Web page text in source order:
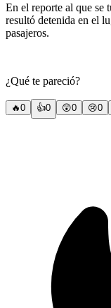
En el reporte al que se
resultó detenida en el
pasajeros.
¿Qué te pareció?
🔥0 👍0 😲0 😢0